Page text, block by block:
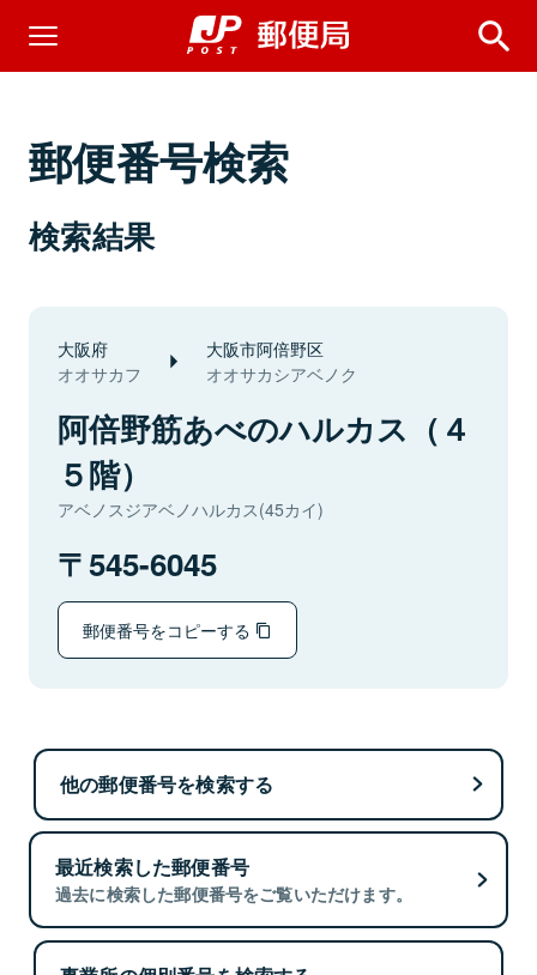
郵便番号検索
検索結果
大阪府
オオサカフ
大阪市阿倍野区
オオサカシアベノク
阿倍野筋あべのハルカス（４
５階）
アベノスジアベノハルカス(45カイ)
545-6045
郵便番号をコピーする
他の郵便番号を検索する
最近検索した郵便番号
過去に検索した郵便番号をご覧いただけます。